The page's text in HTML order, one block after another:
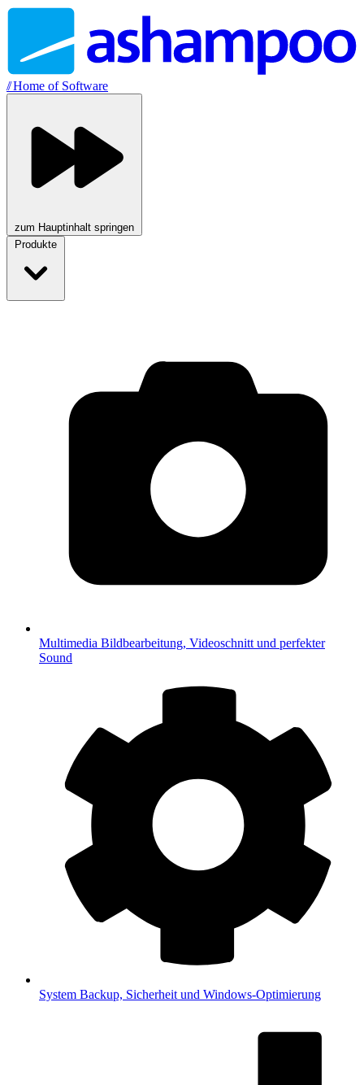
//Home of Software
zum Hauptinhalt springen
Produkte
Multimedia Bildbearbeitung, Videoschnitt und perfekter
Sound
System Backup, Sicherheit und Windows-Optimierung